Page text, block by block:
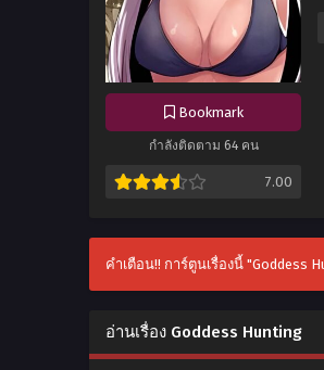
Bookmark
กำลังติดตาม 64 คน
7.00
คำเตือน!! การ์ตูนเรื่องนี้ "Goddess
อ่านเรื่อง Goddess Hunting